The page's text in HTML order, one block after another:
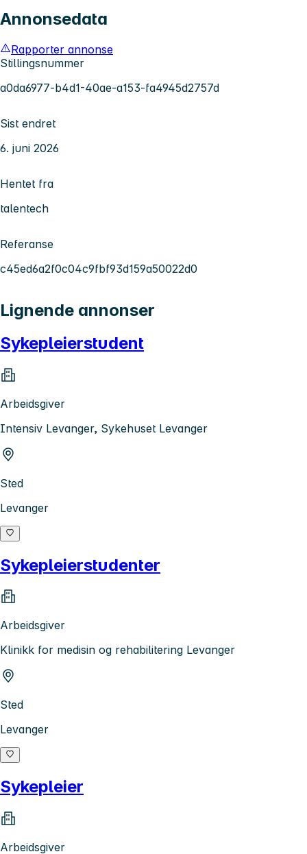
Annonsedata
Rapporter annonse
Stillingsnummer
a0da6977-b4d1-40ae-a153-fa4945d2757d
Sist endret
6. juni 2026
Hentet fra
talentech
Referanse
c45ed6a2f0c04c9fbf93d159a50022d0
Lignende annonser
Sykepleierstudent
Arbeidsgiver
Intensiv Levanger, Sykehuset Levanger
Sted
Levanger
Sykepleierstudenter
Arbeidsgiver
Klinikk for medisin og rehabilitering Levanger
Sted
Levanger
Sykepleier
Arbeidsgiver